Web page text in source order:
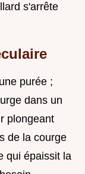
s'arrête
purée ;
dans un
plongeant
de la courge
qui épaissit la